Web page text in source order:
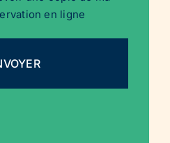
en ligne